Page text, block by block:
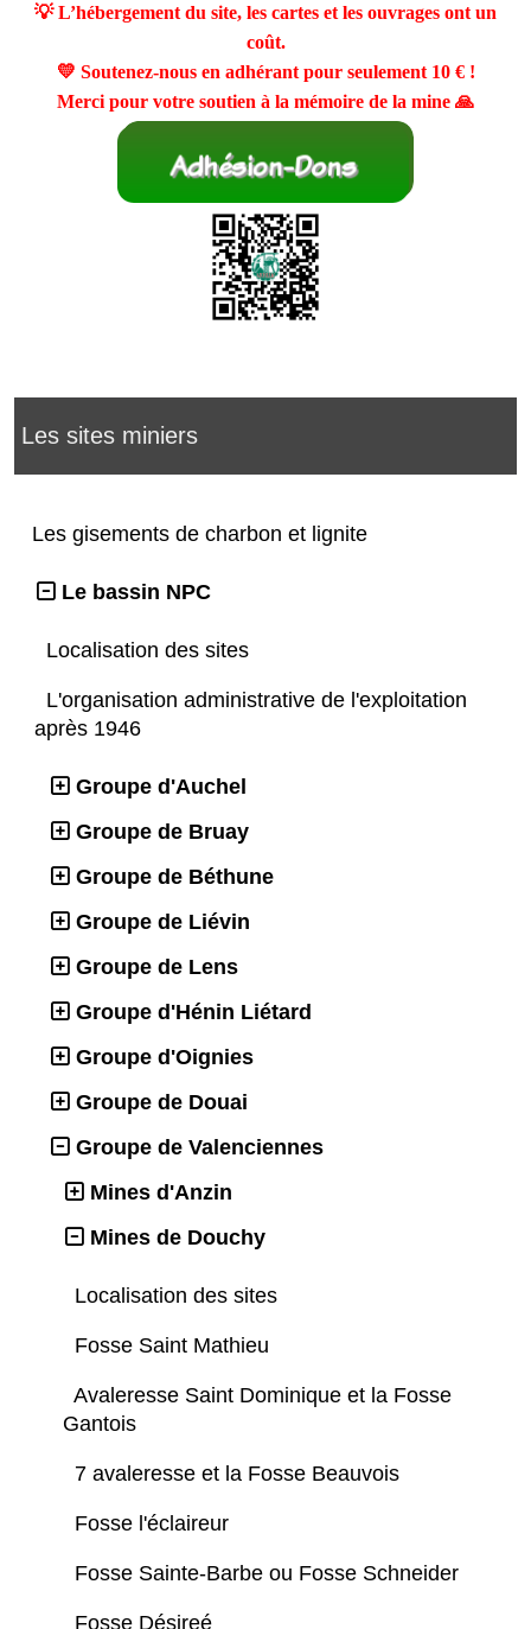
💡 L’hébergement du site, les cartes et les ouvrages ont un
coût.
💛 Soutenez-nous en adhérant pour seulement 10 €!
Merci pour votre soutien à la mémoire de la mine 🙏
Les sites miniers
Les gisements de charbon et lignite
Le bassin NPC
Localisation des sites
L'organisation administrative de l'exploitation
après 1946
Groupe d'Auchel
Groupe de Bruay
Groupe de Béthune
Groupe de Liévin
Groupe de Lens
Groupe d'Hénin Liétard
Groupe d'Oignies
Groupe de Douai
Groupe de Valenciennes
Mines d'Anzin
Mines de Douchy
Localisation des sites
Fosse Saint Mathieu
Avaleresse Saint Dominique et la Fosse
Gantois
7 avaleresse et la Fosse Beauvois
Fosse l'éclaireur
Fosse Sainte-Barbe ou Fosse Schneider
Fosse Désireé